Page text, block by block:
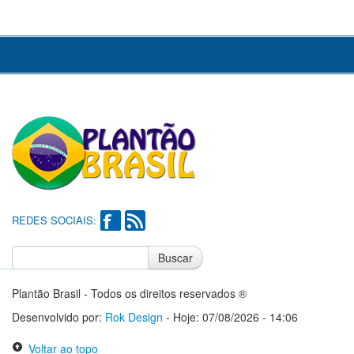
REDES SOCIAIS:
Buscar
Plantão Brasil - Todos os direitos reservados ®
Desenvolvido por: Rok Design - Hoje: 07/08/2026 - 14:06
Voltar ao topo